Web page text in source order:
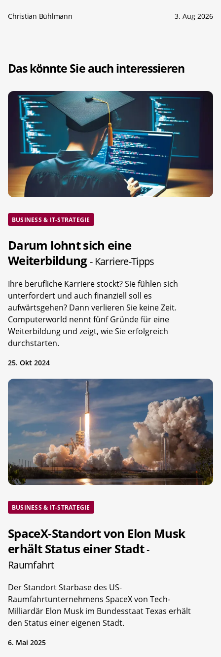
Christian Bühlmann 3. Aug 2026
Das könnte Sie auch interessieren
BUSINESS & IT-STRATEGIE
Darum lohnt sich eine
Weiterbildung- Karriere-Tipps
Ihre berufliche Karriere stockt? Sie fühlen sich
unterfordert und auch finanziell soll es
aufwärtsgehen? Dann verlieren Sie keine Zeit.
Computerworld nennt fünf Gründe für eine
Weiterbildung und zeigt, wie Sie erfolgreich
durchstarten.
25. Okt 2024
BUSINESS & IT-STRATEGIE
SpaceX-Standort von Elon Musk
erhält Status einer Stadt-
Raumfahrt
Der Standort Starbase des US-
Raumfahrtunternehmens SpaceX von Tech-
Milliardär Elon Musk im Bundesstaat Texas erhält
den Status einer eigenen Stadt.
6. Mai 2025